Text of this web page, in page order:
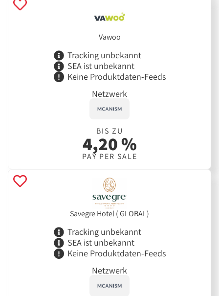
Vawoo
Tracking unbekannt
SEA ist unbekannt
Keine Produktdaten-Feeds
Netzwerk
BIS ZU
4,20 %
PAY PER SALE
Savegre Hotel ( GLOBAL)
Tracking unbekannt
SEA ist unbekannt
Keine Produktdaten-Feeds
Netzwerk